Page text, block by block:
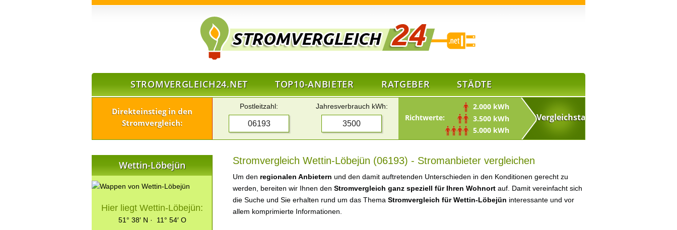
STROMVERGLEICH24.NET TOP10-ANBIETER RATGEBER STÄDTE
Direkteinstieg in den
Stromvergleich:
Postleitzahl: Jahresverbrauch kWh:
Richtwerte:
2.000 kWh
3.500 kWh
5.000 kWh
Stromvergleich Wettin-Löbejün (06193) - Stromanbieter vergleichen
Um den regionalen Anbietern und den damit auftretenden Unterschieden in den Konditionen gerecht zu
werden, bereiten wir Ihnen den Stromvergleich ganz speziell für Ihren Wohnort auf. Damit vereinfacht sich
die Suche und Sie erhalten rund um das Thema Stromvergleich für Wettin-Löbejün interessante und vor
allem komprimierte Informationen.
Wettin-Löbejün
Hier liegt Wettin-Löbejün:
51° 38′ N · 11° 54′ O